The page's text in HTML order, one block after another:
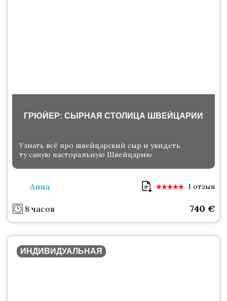
ГРЮЙЕР: СЫРНАЯ СТОЛИЦА ШВЕЙЦАРИИ
Узнать всё про швейцарский сыр и увидеть
ту самую пасторальную Швейцарию
Анна 1 отзыв
8 часов 740 €
ИНДИВИДУАЛЬНАЯ